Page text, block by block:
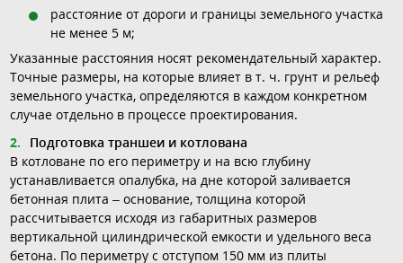
расстояние от дороги и границы земельного участка
не менее 5 м;
Указанные расстояния носят рекомендательный характер.
Точные размеры, на которые влияет в т. ч. грунт и рельеф
земельного участка, определяются в каждом конкретном
случае отдельно в процессе проектирования.
Подготовка траншеи и котлована
В котловане по его периметру и на всю глубину
устанавливается опалубка, на дне которой заливается
бетонная плита – основание, толщина которой
рассчитывается исходя из габаритных размеров
вертикальной цилиндрической емкости и удельного веса
бетона. По периметру с отступом 150 мм из плиты